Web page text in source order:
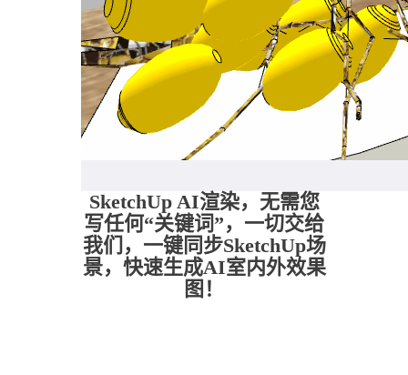
SketchUp AI渲染，无需您
写任何“关键词”，一切交给
我们，一键同步SketchUp场
景，快速生成AI室内外效果
图！